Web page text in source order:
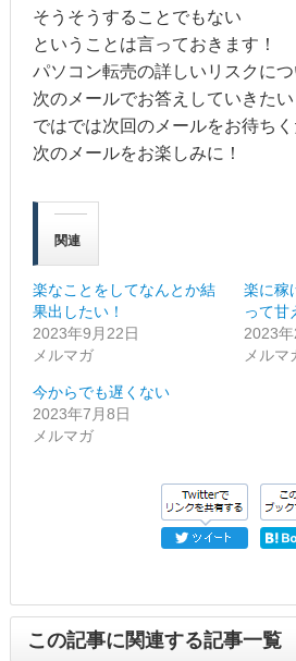
そうそうすることでもない
ということは言っておきます！
パソコン転売の詳しいリスクに
次のメールでお答えしていきたい
ではでは次回のメールをお待ちく
次のメールをお楽しみに！
関連
楽なことをしてなんとか結
果出したい！
2023年9月22日
メルマガ
楽に稼
って甘
2023
メルマ
今からでも遅くない
2023年7月8日
メルマガ
この記事に関連する記事一覧